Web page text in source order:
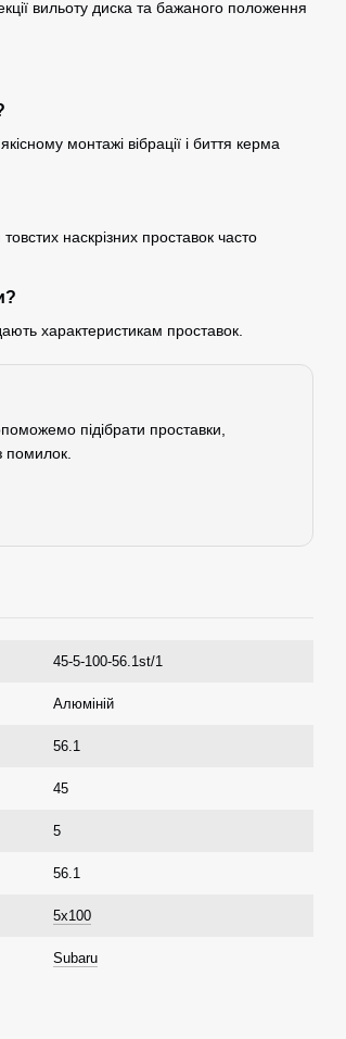
вильоту диска та бажаного положення
монтажі вібрації і биття керма
наскрізних проставок часто
характеристикам проставок.
підібрати проставки,
помилок.
45-5-100-56.1st/1
Алюміній
56.1
45
5
56.1
5x100
Subaru